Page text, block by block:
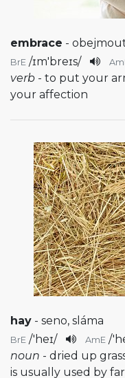
embrace -
BrE /ɪm'breɪs/
verb - to put your
your affection
hay - seno, sláma
BrE /'heɪ/ AmE /
noun - dried up
is usually used by